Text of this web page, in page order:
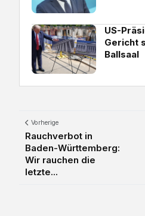
US-
Gericht
Ballsaal
Vorherige
Rauchverbot in
Baden-Württemberg:
Wir rauchen die
letzte...